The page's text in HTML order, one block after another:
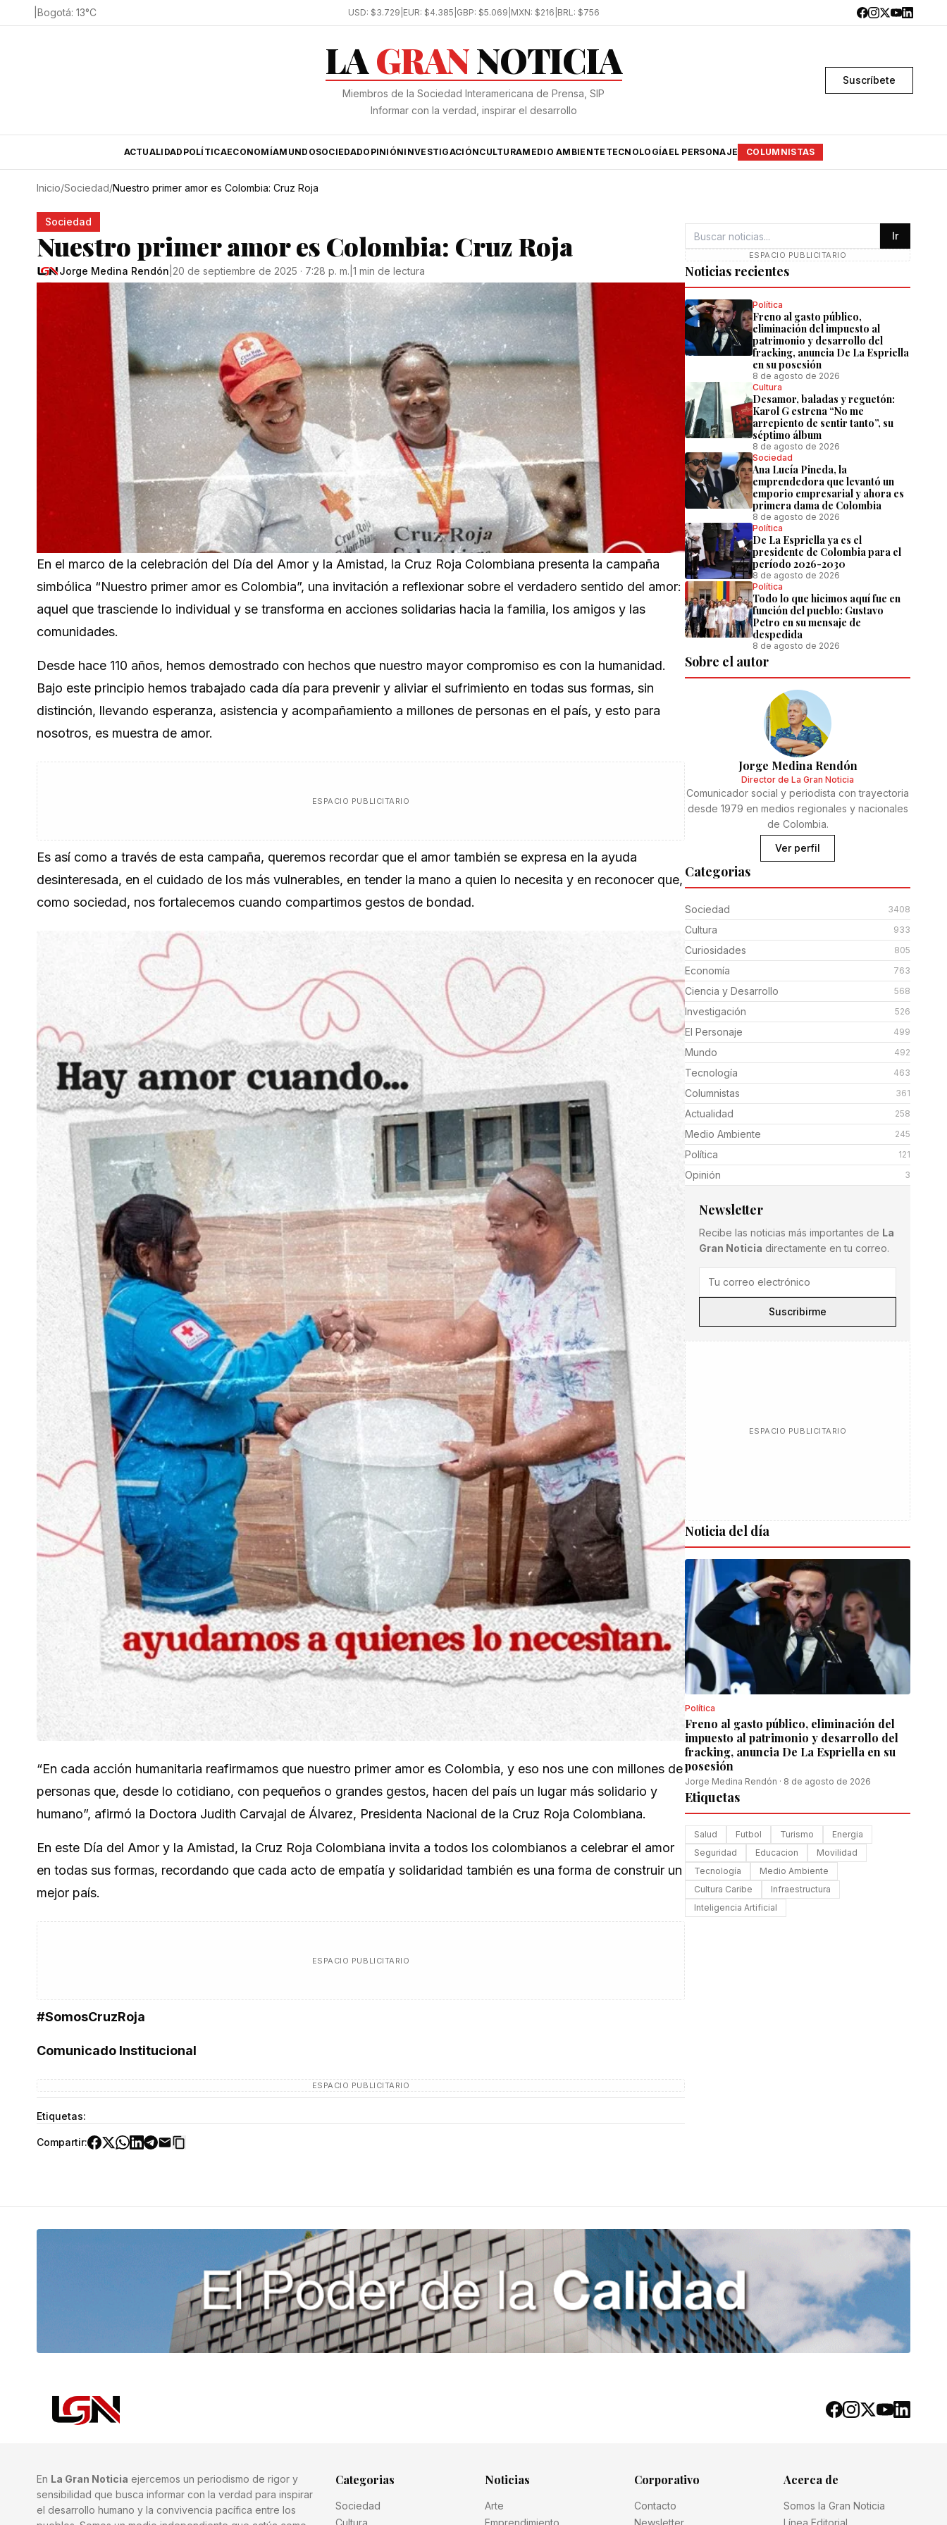
Bogotá: 13°C USD: $3.729 EUR: $4.385 GBP: $5.069 MXN: $216 BRL: $756
LAGRANNOTICIA
Miembros de la Sociedad Interamericana de Prensa, SIP
Informar con la verdad, inspirar el desarrollo
Suscríbete
ACTUALIDAD POLÍTICAECONOMÍAMUNDOSOCIEDADOPINIÓNINVESTIGACIÓNCULTURAMEDIO AMBIENTE TECNOLOGÍAEL PERSONAJE COLUMNISTAS
Inicio/Sociedad/Nuestro primer amor es Colombia: Cruz Roja
Sociedad
Nuestro primer amor es Colombia: Cruz Roja
Jorge Medina Rendón 20 de septiembre de 2025 · 7:28 p. m. 1 min de lectura
En el marco de la celebración del Día del Amor y la Amistad, la Cruz Roja Colombiana presenta la campaña
simbólica “Nuestro primer amor es Colombia”, una invitación a reflexionar sobre el verdadero sentido del amor:
aquel que trasciende lo individual y se transforma en acciones solidarias hacia la familia, los amigos y las
comunidades.
Desde hace 110 años, hemos demostrado con hechos que nuestro mayor compromiso es con la humanidad.
Bajo este principio hemos trabajado cada día para prevenir y aliviar el sufrimiento en todas sus formas, sin
distinción, llevando esperanza, asistencia y acompañamiento a millones de personas en el país, y esto para
nosotros, es muestra de amor.
ESPACIO PUBLICITARIO
Es así como a través de esta campaña, queremos recordar que el amor también se expresa en la ayuda
desinteresada, en el cuidado de los más vulnerables, en tender la mano a quien lo necesita y en reconocer que,
como sociedad, nos fortalecemos cuando compartimos gestos de bondad.
“En cada acción humanitaria reafirmamos que nuestro primer amor es Colombia, y eso nos une con millones de
personas que, desde lo cotidiano, con pequeños o grandes gestos, hacen del país un lugar más solidario y
humano”, afirmó la Doctora Judith Carvajal de Álvarez, Presidenta Nacional de la Cruz Roja Colombiana.
En este Día del Amor y la Amistad, la Cruz Roja Colombiana invita a todos los colombianos a celebrar el amor
en todas sus formas, recordando que cada acto de empatía y solidaridad también es una forma de construir un
mejor país.
ESPACIO PUBLICITARIO
#SomosCruzRoja
Comunicado Institucional
ESPACIO PUBLICITARIO
Etiquetas:
Compartir:
Ir
ESPACIO PUBLICITARIO
Noticias recientes
Política
Freno al gasto público,
eliminación del impuesto al
patrimonio y desarrollo del
fracking, anuncia De La Espriella
en su posesión
8 de agosto de 2026
Cultura
Desamor, baladas y reguetón:
Karol G estrena “No me
arrepiento de sentir tanto”, su
séptimo álbum
8 de agosto de 2026
Sociedad
Ana Lucía Pineda, la
emprendedora que levantó un
emporio empresarial y ahora es
primera dama de Colombia
8 de agosto de 2026
Política
De La Espriella ya es el
presidente de Colombia para el
período 2026-2030
8 de agosto de 2026
Política
Todo lo que hicimos aquí fue en
función del pueblo: Gustavo
Petro en su mensaje de
despedida
8 de agosto de 2026
Sobre el autor
Jorge Medina Rendón
Director de La Gran Noticia
Comunicador social y periodista con trayectoria
desde 1979 en medios regionales y nacionales
de Colombia.
Ver perfil
Categorias
Sociedad 3408
Cultura 933
Curiosidades 805
Economía 763
Ciencia y Desarrollo 568
Investigación 526
El Personaje 499
Mundo 492
Tecnología 463
Columnistas 361
Actualidad 258
Medio Ambiente 245
Política 121
Opinión 3
Newsletter
Recibe las noticias más importantes de La
Gran Noticia directamente en tu correo.
Suscribirme
ESPACIO PUBLICITARIO
Noticia del día
Política
Freno al gasto público, eliminación del
impuesto al patrimonio y desarrollo del
fracking, anuncia De La Espriella en su
posesión
Jorge Medina Rendón · 8 de agosto de 2026
Etiquetas
Salud Futbol Turismo
Energia
Seguridad
Educacion
Movilidad
Tecnología
Medio Ambiente
Cultura Caribe
Infraestructura
Inteligencia Artificial
En La Gran Noticia ejercemos un periodismo de rigor y
sensibilidad que busca informar con la verdad para inspirar
el desarrollo humano y la convivencia pacífica entre los
Categorias
Sociedad
Cultura
Noticias
Arte
Emprendimiento
Corporativo
Contacto
Newsletter
Acerca de
Somos la Gran Noticia
Línea Editorial